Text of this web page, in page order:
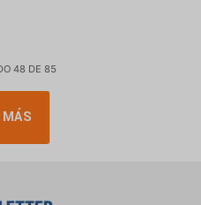
48 DE 85
MÁS